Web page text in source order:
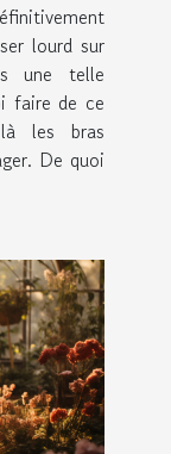
lourd sur
une telle
faire de ce
les bras
De quoi